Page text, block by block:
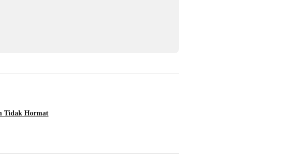
Tidak Hormat